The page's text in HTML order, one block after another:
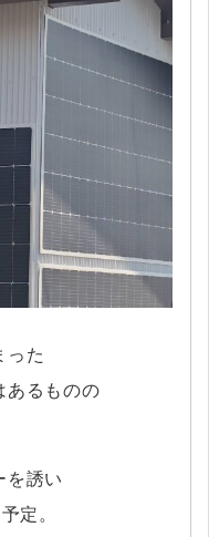
った
あるものの
を誘い
定。